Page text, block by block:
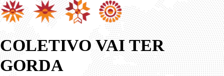
COLETIVO VAI TER
GORDA